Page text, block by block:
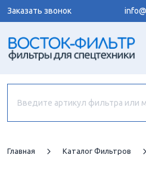
Заказать звонок
Главная Каталог Фильтров